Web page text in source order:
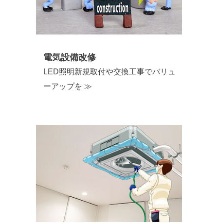
電気設備改修
LED照明新規取付や交換工事でバリュ
ーアップを ≫